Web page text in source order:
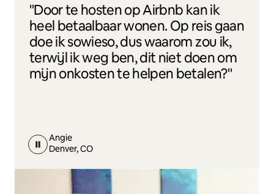
"Door te hosten op Airbnb kan ik
heel betaalbaar wonen. Op reis gaan
doe ik sowieso, dus waarom zou ik,
terwijl ik weg ben, dit niet doen om
mijn onkosten te helpen betalen?"
Angie
Denver, CO